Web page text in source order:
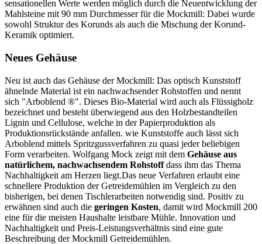
sensationellen Werte werden möglich durch die Neuentwicklung der
Mahlsteine mit 90 mm Durchmesser für die Mockmill: Dabei wurde
sowohl Struktur des Korunds als auch die Mischung der Korund-
Keramik optimiert.
Neues Gehäuse
Neu ist auch das Gehäuse der Mockmill: Das optisch Kunststoff
ähnelnde Material ist ein nachwachsender Rohstoffen und nennt
sich "Arboblend ®". Dieses Bio-Material wird auch als Flüssigholz
bezeichnet und besteht überwiegend aus den Holzbestandteilen
Lignin und Cellulose, welche in der Papierproduktion als
Produktionsrückstände anfallen. wie Kunststoffe auch lässt sich
Arboblend mittels Spritzgussverfahren zu quasi jeder beliebigen
Form verarbeiten. Wolfgang Mock zeigt mit dem Gehäuse aus
natürlichem, nachwachsendem Rohstoffdass ihm das Thema
Nachhaltigkeit am Herzen liegt.Das neue Verfahren erlaubt eine
schnellere Produktion der Getreidemühlen im Vergleich zu den
bisherigen, bei denen Tischlerarbeiten notwendig sind. Positiv zu
erwähnen sind auch die geringen Kosten, damit wird Mockmill 200
eine für die meisten Haushalte leistbare Mühle. Innovation und
Nachhaltigkeit und Preis-Leistungsverhältnis sind eine gute
Beschreibung der Mockmill Getreidemühlen.